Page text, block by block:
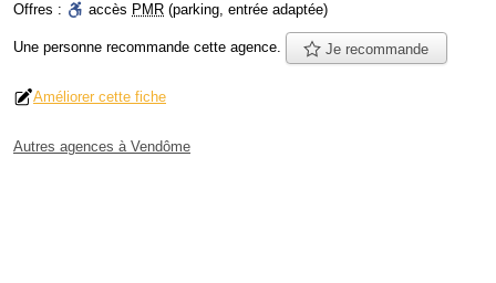
Offres :
accès PMR (parking, entrée adaptée)
Une personne recommande cette agence. Je recommande
Améliorer cette fiche
Autres agences à Vendôme